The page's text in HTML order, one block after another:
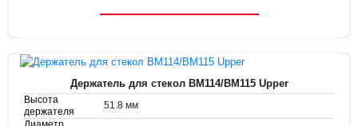
Держатель для стекол BM114/BM115 Upper
Высота
держателя
51.8 мм